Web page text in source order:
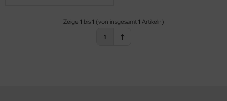
Zeige 1bis1(von insgesamt1Artikeln)
1